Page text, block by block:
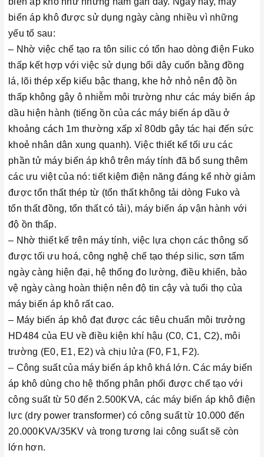
biến áp khô được sử dụng ngày càng nhiều vì những
yếu tố sau:
– Nhờ việc chế tạo ra tôn silic có tổn hao dòng điện Fuko
thấp kết hợp với việc sử dụng bối dây cuốn bằng đồng
lá, lõi thép xếp kiểu bậc thang, khe hở nhỏ nên độ ồn
thấp không gây ô nhiễm môi trường như các máy biến áp
dầu hiện hành (tiếng ồn của các máy biến áp dầu ở
khoảng cách 1m thường xấp xỉ 80db gây tác hại đến sức
khoẻ nhân dân xung quanh). Việc thiết kế tối ưu các
phần tử máy biến áp khô trên máy tính đã bổ sung thêm
các ưu việt của nó: tiết kiệm điện năng đáng kể nhờ giảm
được tổn thất thép từ (tổn thất không tải dòng Fuko và
tổn thất đồng, tổn thất có tải), máy biến áp vận hành với
độ ồn thấp.
– Nhờ thiết kế trên máy tính, việc lựa chọn các thông số
được tối ưu hoá, công nghệ chế tạo thép silic, sơn tẩm
ngày càng hiện đại, hệ thống đo lường, điều khiển, bảo
vệ ngày càng hoàn thiện nên độ tin cậy và tuổi thọ của
máy biến áp khô rất cao.
– Máy biến áp khô đạt được các tiêu chuẩn môi trưởng
HD484 của EU về điều kiện khí hậu (C0, C1, C2), môi
trường (E0, E1, E2) và chịu lửa (F0, F1, F2).
– Công suất của máy biến áp khô khá lớn. Các máy biến
áp khô dùng cho hệ thống phân phối được chế tạo với
công suất từ 50 đến 2.500KVA, các máy biến áp khô điện
lực (dry power transformer) có công suất từ 10.000 đến
20.000KVA/35KV và trong tương lai công suất sẽ còn
lớn hơn.